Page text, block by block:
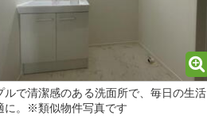
ルで清潔感のある洗面所で、毎日の生活
に。※類似物件写真です